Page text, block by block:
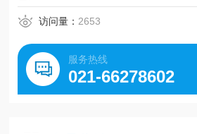
访问量： 2653
服务热线
021-66278602